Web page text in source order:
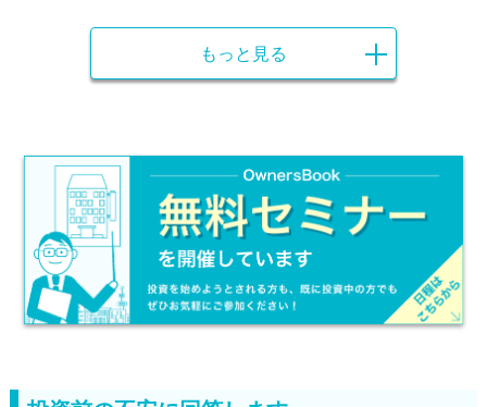
もっと見る